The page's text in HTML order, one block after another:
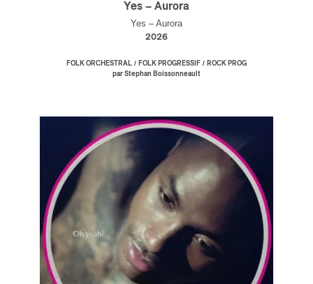
Yes – Aurora
Yes – Aurora
2026
FOLK ORCHESTRAL / FOLK PROGRESSIF / ROCK PROG
par Stephan Boissonneault